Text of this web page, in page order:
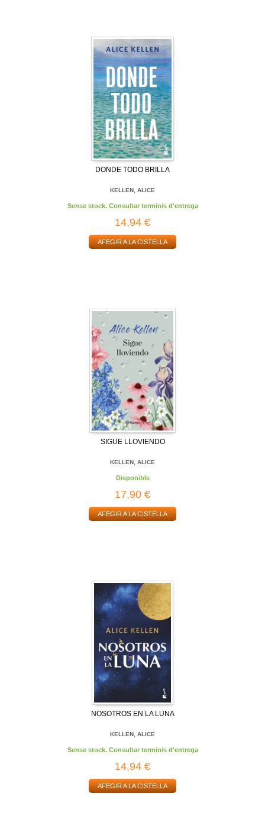
DONDE TODO BRILLA
KELLEN, ALICE
Sense stock. Consultar terminis d'entrega
14,94 €
AFEGIR A LA CISTELLA
SIGUE LLOVIENDO
KELLEN, ALICE
Disponible
17,90 €
AFEGIR A LA CISTELLA
NOSOTROS EN LA LUNA
KELLEN, ALICE
Sense stock. Consultar terminis d'entrega
14,94 €
AFEGIR A LA CISTELLA